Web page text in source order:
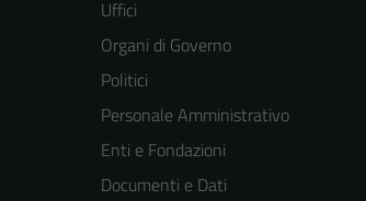
Uffici
Organi di Governo
Politici
Personale Amministrativo
Enti e Fondazioni
Documenti e Dati